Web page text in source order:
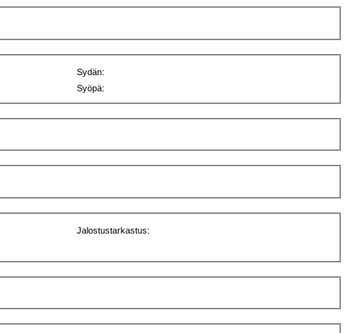
Sydän:
Syöpä:
Jalostustarkastus: